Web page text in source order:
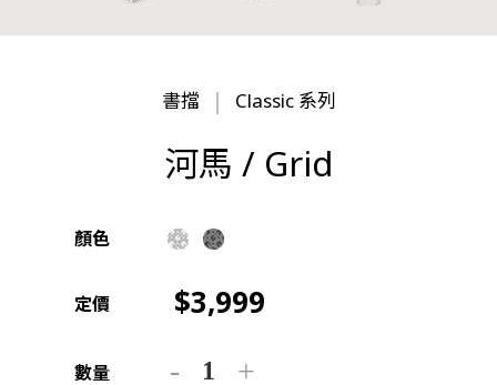
書擋 Classic 系列
河馬 / Grid
顏色
定價 3,999
數量